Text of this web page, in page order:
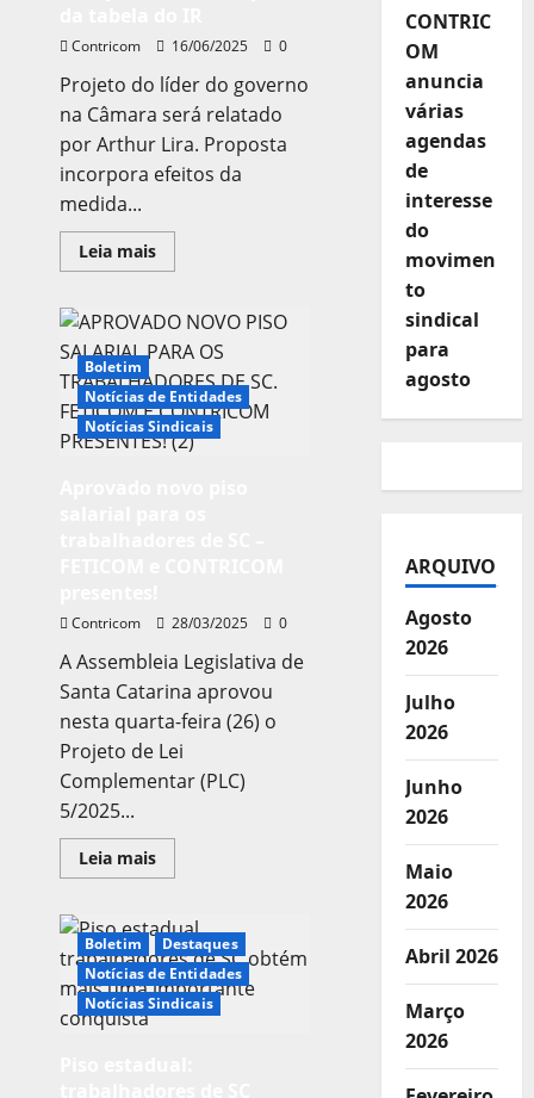
Contricom 16/06/2025 0
Projeto do líder do governo
na Câmara será relatado
por Arthur Lira. Proposta
incorpora efeitos da
medida...
Leia maisLeia
mais
quer
acelerar
votação
da
atualização
da
tabela
do
IR
Boletim
Notícias de Entidades
Notícias Sindicais
Contricom 28/03/2025 0
A Assembleia Legislativa de
Santa Catarina aprovou
nesta quarta-feira (26) o
Projeto de Lei
Complementar (PLC)
5/2025...
Leia maisLeia
mais
novo
piso
salarial
para
os
trabalhadores
de
Boletim
Destaques
Notícias de Entidades
Notícias Sindicais
CONTRIC
OM
anuncia
várias
agendas
de
interesse
do
movimen
to
sindical
para
agosto
ARQUIVO
Agosto
2026
Julho
2026
Junho
2026
Maio
2026
Abril 2026
Março
2026